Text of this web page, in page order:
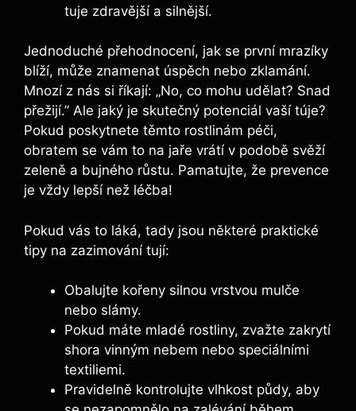
tuje zdravější a silnější.
Jednoduché přehodnocení, jak se první mrazíky
blíží, může znamenat úspěch nebo zklamání.
Mnozí z nás si říkají: „No, co mohu udělat? Snad
přežijí.” Ale jaký je skutečný potenciál vaší túje?
Pokud poskytnete těmto rostlinám péči,
obratem se vám to na jaře vrátí v podobě svěží
zeleně a bujného růstu. Pamatujte, že prevence
je vždy lepší než léčba!
Pokud vás to láká, tady jsou některé praktické
tipy na zazimování tují:
Obalujte kořeny silnou vrstvou mulče
nebo slámy.
Pokud máte mladé rostliny, zvažte zakrytí
shora vinným nebem nebo speciálními
textiliemi.
Pravidelně kontrolujte vlhkost půdy, aby